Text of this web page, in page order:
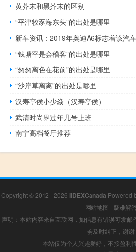
黄芥末和黑芥末的区别
“平津牧豕海东头”的出处是哪里
“钱塘宰是会稽客”的出处是哪里
“匆匆离色在花前”的出处是哪里
“沙岸草离离”的出处是哪里
汉寿亭侯小少焱（汉寿亭侯）
武清时尚界过年几号上班
南宁高档餐厅推荐
Copyright © 2012 - 2026 IIDEXCanada Powered
网站地图 | 疑难解答
声明：本站内容来自互联网，如信息有错误可发
会及时纠正，谢谢
本站仅为个人兴趣爱好，不接盈利